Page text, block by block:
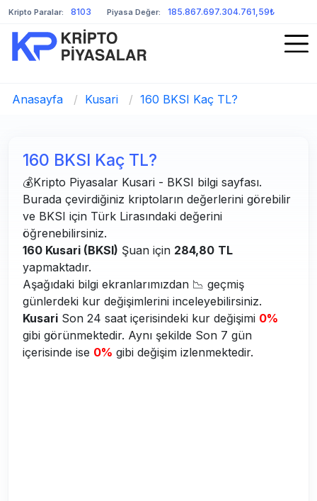
Kripto Paralar: 8103 Piyasa Değer: 185.867.697.304.761,59₺
Anasayfa / Kusari / 160 BKSI Kaç TL?
160 BKSI Kaç TL?
💰Kripto Piyasalar Kusari - BKSI bilgi sayfası.
Burada çevirdiğiniz kriptoların değerlerini görebilir
ve BKSI için Türk Lirasındaki değerini
öğrenebilirsiniz.
160 Kusari (BKSI) Şuan için 284,80 TL
yapmaktadır.
Aşağıdaki bilgi ekranlarımızdan 📉 geçmiş
günlerdeki kur değişimlerini inceleyebilirsiniz.
Kusari Son 24 saat içerisindeki kur değişimi 0%
gibi görünmektedir. Aynı şekilde Son 7 gün
içerisinde ise 0% gibi değişim izlenmektedir.